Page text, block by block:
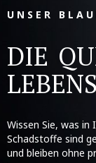
U N S E R B L A
DIE
Wissen Sie, was in
Schadstoffe sind
und bleiben ohne